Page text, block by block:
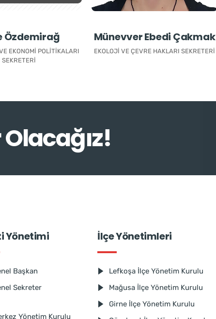
Özdemirağ
EKONOMI POLITIKALARI
SEKRETERI
Münevver Ebedi Çakmak
EKOLOJI VE ÇEVRE HAKLARI SEKRETERI
Yönetimi
Başkan
Sekreter
Yönetim Kurulu
İlçe Yönetimleri
Lefkoşa İlçe Yönetim Kurulu
Mağusa İlçe Yönetim Kurulu
Girne İlçe Yönetim Kurulu